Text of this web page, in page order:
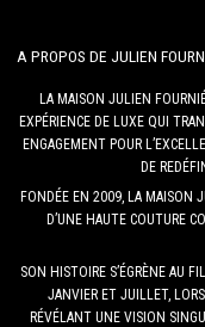
A PROPOS DE JULIEN
LA MAISON JULIEN
EXPÉRIENCE DE LUXE QUI
ENGAGEMENT POUR
DE
FONDÉE EN 2009, LA MAISON
D’UNE HAUTE COUTURE
SON HISTOIRE S’ÉGRÈNE AU
JANVIER ET JUILLET,
RÉVÉLANT UNE VISION